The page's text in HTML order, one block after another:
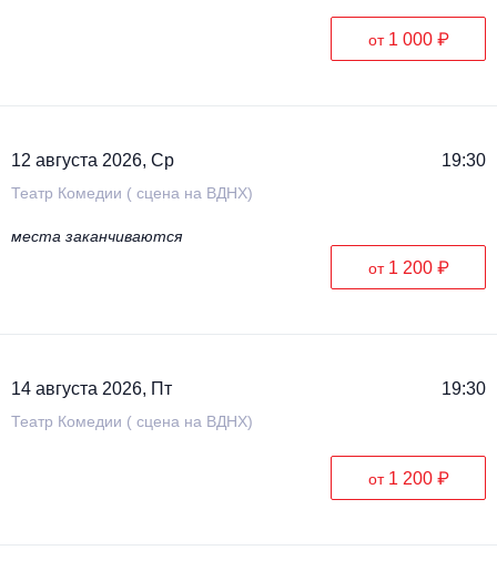
от 1 000 ₽
12 августа 2026, Ср 19:30
Театр Комедии ( сцена на ВДНХ)
места заканчиваются
от 1 200 ₽
14 августа 2026, Пт 19:30
Театр Комедии ( сцена на ВДНХ)
от 1 200 ₽